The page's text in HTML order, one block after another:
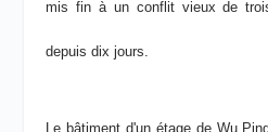
mis fin à un conflit vieux de
depuis dix jours.
Le bâtiment d'un étage de Wu